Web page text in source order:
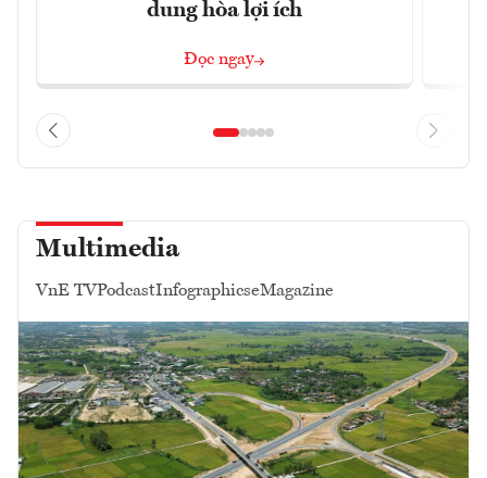
dung hòa lợi ích
Đọc ngay
Multimedia
VnE TVPodcastInfographicseMagazine